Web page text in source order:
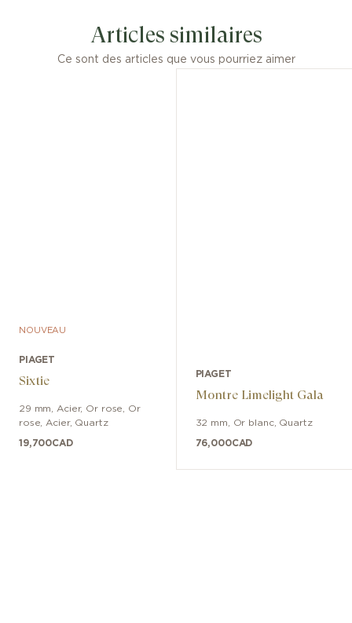
Articles similaires
Ce sont des articles que vous pourriez aimer
NOUVEAU
PIAGET
Sixtie
29 mm Acier, Or rose
Or
rose, Acier, Quartz
19,700CAD
PIAGET
Montre Limelight Gala
32 mm Or blanc, Quartz
76,000CAD